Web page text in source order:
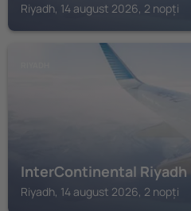
Riyadh, 14 august 2026, 2 nopți
InterContinental Riyadh
Riyadh, 14 august 2026, 2 nopți